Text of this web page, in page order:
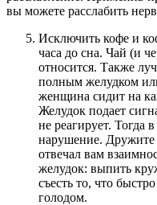
вы можете расслабить
Исключить кофе и
часа до сна. Чай (и
относится. Также
полным желудком
женщина сидит на
Желудок подает
не реагирует. Тогда
нарушение. Дружите
отвечал вам
желудок: выпить
съесть то, что
голодом.